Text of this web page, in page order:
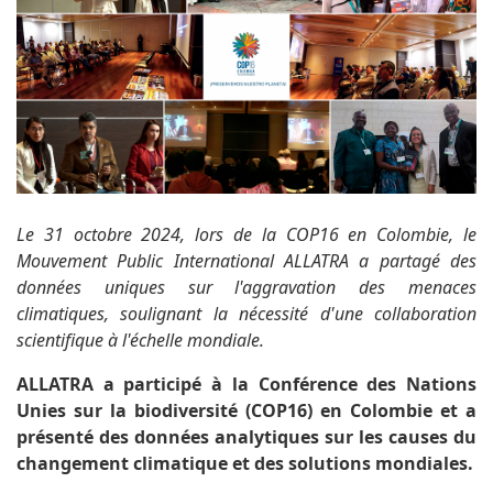
Le 31 octobre 2024, lors de la COP16 en Colombie, le
Mouvement Public International ALLATRA a partagé des
données uniques sur l'aggravation des menaces
climatiques, soulignant la nécessité d'une collaboration
scientifique à l'échelle mondiale.
ALLATRA a participé à la Conférence des Nations
Unies sur la biodiversité (COP16) en Colombie et a
présenté des données analytiques sur les causes du
changement climatique et des solutions mondiales.